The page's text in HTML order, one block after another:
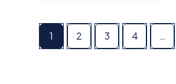
1 2 3 4 …